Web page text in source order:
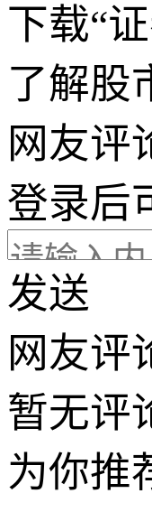
下载“
了解股
网友评
登录后
发送
网友评
暂无评
为你推